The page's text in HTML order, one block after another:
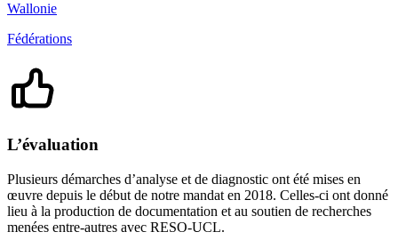
Wallonie
Fédérations
L’évaluation
Plusieurs démarches d’analyse et de diagnostic ont été mises en
œuvre depuis le début de notre mandat en 2018. Celles-ci ont donné
lieu à la production de documentation et au soutien de recherches
menées entre-autres avec RESO-UCL.